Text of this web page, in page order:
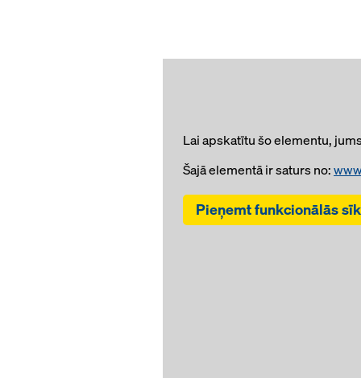
Lai apskatītu šo elementu,
Šajā elementā ir saturs no:
Pieņemt funkcionālās